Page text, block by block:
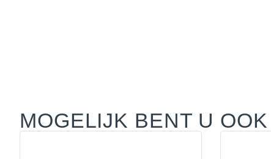
MOGELIJK BENT U